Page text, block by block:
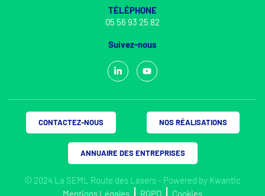
TÉLÉPHONE
05 56 93 25 82
Suivez-nous
© 2024 La SEML Route des Lasers - Powered by Kwantic
Mentions Légales
RGPD Cookies
CONTACTEZ-NOUS NOS RÉALISATIONS
ANNUAIRE DES ENTREPRISES